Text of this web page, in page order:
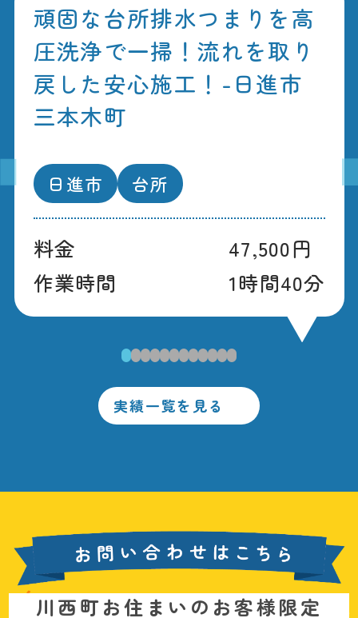
頑固な台所排水つまりを高
圧洗浄で一掃！流れを取り
戻した安心施工！-日進市
三本木町
日進市 台所
料金
47,500円
作業時間
1時間40分
1 2 3 4 5 6 7 8 9 1011 12
実績一覧を見る
川西町お住まいのお客様限定